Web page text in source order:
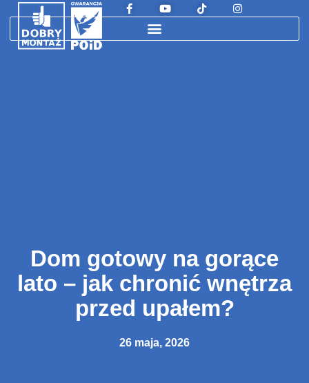
Dom gotowy na gorące
lato – jak chronić wnętrza
przed upałem?
26 maja, 2026